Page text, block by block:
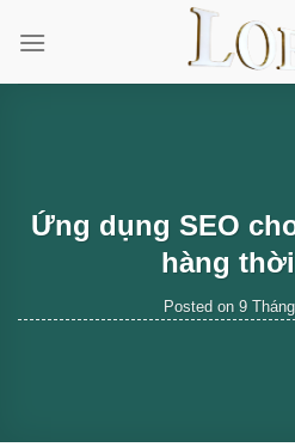
Ứng dụng SEO
hàng
Posted on 9